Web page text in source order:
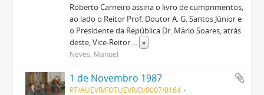
Roberto Carneiro assina o livro de cumprimentos,
ao lado o Reitor Prof. Doutor A. G. Santos Júnior e
o Presidente da República Dr. Mário Soares, atrás
deste, Vice-Reitor ... »
Neves, Manuel
1 de Novembro 1987
PT/AUEVR/FOTUEVR/D/0007/0164